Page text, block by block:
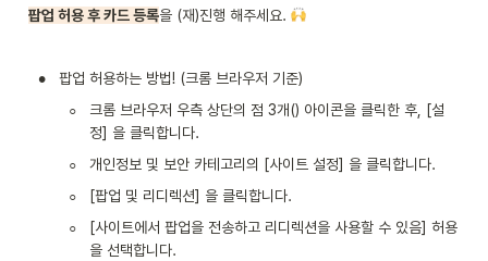
팝업 허용 후 카드 등록을 (재)진행 해주세요.
• 팝업 허용하는 방법! (크롬 브라우저 기준)
◦
크롬 브라우저 우측 상단의 점 3개() 아이콘을 클릭한 후, [설
정] 을 클릭합니다.
◦ 개인정보 및 보안 카테고리의 [사이트 설정] 을 클릭합니다.
◦ [팝업 및 리디렉션] 을 클릭합니다.
◦
[사이트에서 팝업을 전송하고 리디렉션을 사용할 수 있음] 허용
을 선택합니다.